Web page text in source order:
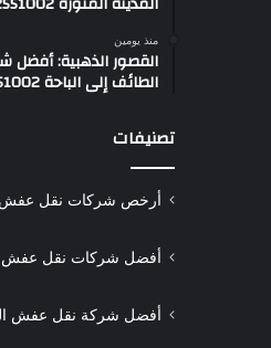
منذ يومين
القصور الذهبية:
الطائف إلى الباحة 0542551002
تصنيفات
أرخص شركات نقل عفش الطائف
أفضل شركات نقل عفش الطائف
أفضل شركة نقل عفش الطائف